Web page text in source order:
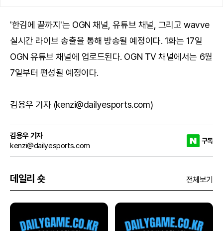
'한김에 끝까지'는 OGN 채널, 유튜브 채널, 그리고 wavve
실시간 라이브 송출을 통해 방송될 예정이다. 1화는 17일
OGN 유튜브 채널에 업로드된다. OGN TV 채널에서는 6월
7일부터 편성될 예정이다.
김용우 기자 (kenzi@dailyesports.com)
김용우 기자
kenzi@dailyesports.com
구독
데일리 숏 전체보기